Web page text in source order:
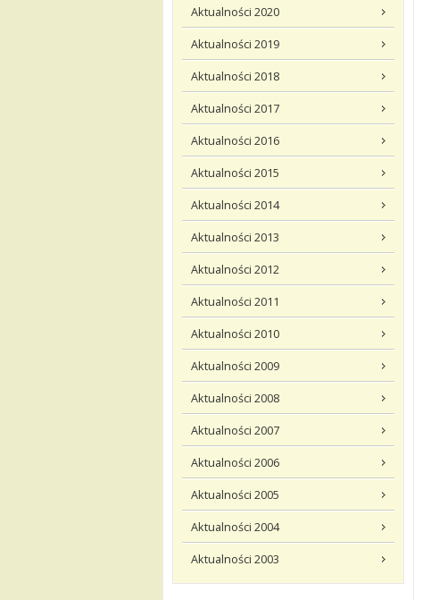
Aktualności 2020
Aktualności 2019
Aktualności 2018
Aktualności 2017
Aktualności 2016
Aktualności 2015
Aktualności 2014
Aktualności 2013
Aktualności 2012
Aktualności 2011
Aktualności 2010
Aktualności 2009
Aktualności 2008
Aktualności 2007
Aktualności 2006
Aktualności 2005
Aktualności 2004
Aktualności 2003